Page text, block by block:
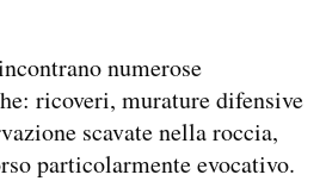
numerose
ricoveri, murature difensive
scavate nella roccia,
particolarmente evocativo.